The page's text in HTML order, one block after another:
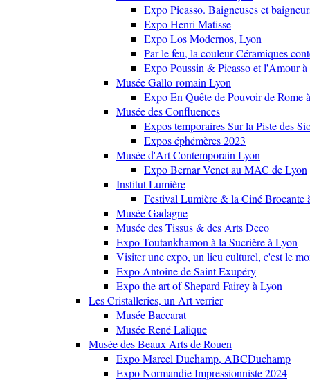
Expo Picasso. Baigneuses et
Expo Henri Matisse
Expo Los Modernos, Lyon
Par le feu, la couleur Céramiques
Expo Poussin & Picasso et l'Amour
Musée Gallo-romain Lyon
Expo En Quête de Pouvoir de Rome
Musée des Confluences
Expos temporaires Sur la Piste des
Expos éphémères 2023
Musée d'Art Contemporain Lyon
Expo Bernar Venet au MAC de Lyon
Institut Lumière
Festival Lumière & la Ciné Brocante
Musée Gadagne
Musée des Tissus & des Arts Deco
Expo Toutankhamon à la Sucrière à Lyon
Visiter une expo, un lieu culturel, c'est le
Expo Antoine de Saint Exupéry
Expo the art of Shepard Fairey à Lyon
Les Cristalleries, un Art verrier
Musée Baccarat
Musée René Lalique
Musée des Beaux Arts de Rouen
Expo Marcel Duchamp, ABCDuchamp
Expo Normandie Impressionniste 2024